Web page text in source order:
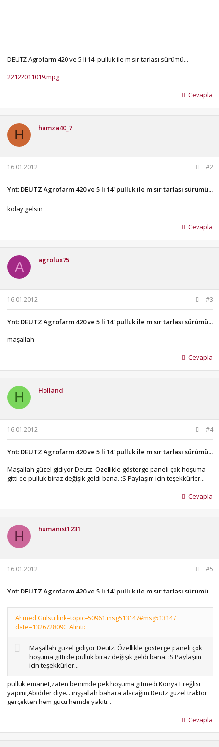
DEUTZ Agrofarm 420 ve 5 li 14' pulluk ile mısır tarlası sürümü...
22122011019.mpg
Cevapla
H hamza40_7
16.01.2012 #2
Ynt: DEUTZ Agrofarm 420 ve 5 li 14' pulluk ile mısır tarlası sürümü...
kolay gelsin
Cevapla
A agrolux75
16.01.2012 #3
Ynt: DEUTZ Agrofarm 420 ve 5 li 14' pulluk ile mısır tarlası sürümü...
maşallah
Cevapla
H Holland
16.01.2012 #4
Ynt: DEUTZ Agrofarm 420 ve 5 li 14' pulluk ile mısır tarlası sürümü...
Maşallah güzel gidiyor Deutz. Özellikle gösterge paneli çok hoşuma
gitti de pulluk biraz değişik geldi bana. :S Paylaşım için teşekkürler...
Cevapla
H humanist1231
16.01.2012 #5
Ynt: DEUTZ Agrofarm 420 ve 5 li 14' pulluk ile mısır tarlası sürümü...
Ahmed Gülsu link=topic=50961.msg513147#msg513147
date=1326728090' Alıntı:
Maşallah güzel gidiyor Deutz. Özellikle gösterge paneli çok
hoşuma gitti de pulluk biraz değişik geldi bana. :S Paylaşım
için teşekkürler...
pulluk emanet,zaten benimde pek hoşuma gitmedi.Konya Ereğlisi
yapımı,Abidder diye... inşşallah bahara alacağım.Deutz güzel traktör
gerçekten hem gücü hemde yakıtı...
Cevapla